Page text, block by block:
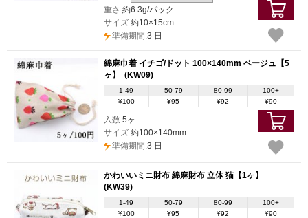
重さ:約6.3g/パック
サイズ:約10×15cm
準備期間:3 日
綿麻巾着 イチゴ/ドット 100×140mm ベージュ【5
ヶ】
(KW09)
1-49 50-79 80-99
100+
¥100
¥95 ¥92 ¥90
入数:5ヶ
サイズ:約100×140mm
準備期間:3 日
かわいいミニ財布 綿麻財布 立体 猫【1ヶ】
(KW39)
1-49 50-79 80-99
100+
¥100
¥95 ¥92 ¥90